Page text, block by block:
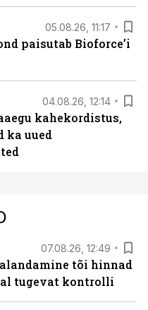
05.08.26, 11:17
paisutab Bioforce’i
04.08.26, 12:14
kahekordistus,
ka uued
07.08.26, 12:49
tõi hinnad
tugevat kontrolli